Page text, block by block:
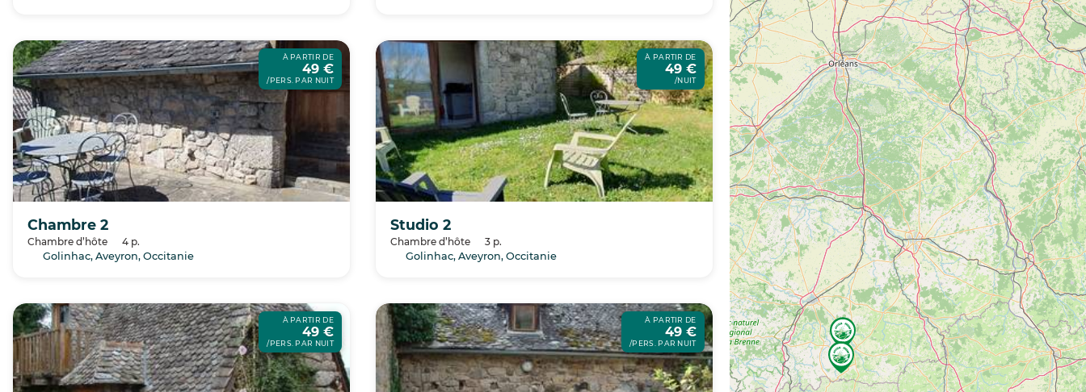
À PARTIR DE
49 €
/PERS. PAR NUIT
Chambre 2
Chambre d’hôte
4 p.
Golinhac, Aveyron, Occitanie
À PARTIR DE
49 €
/NUIT
Studio 2
Chambre d’hôte
3 p.
Golinhac, Aveyron, Occitanie
À PARTIR DE
49 €
/PERS. PAR NUIT
À PARTIR DE
49 €
/PERS. PAR NUIT